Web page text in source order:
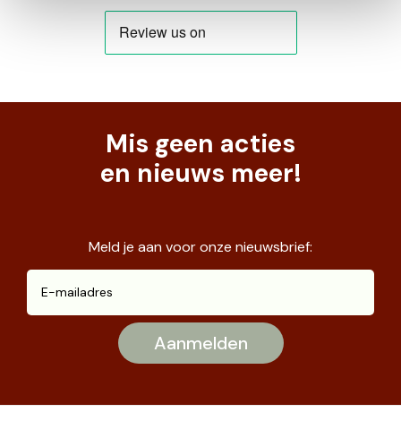
Mis geen acties
en nieuws meer!
Meld je aan voor onze nieuwsbrief: